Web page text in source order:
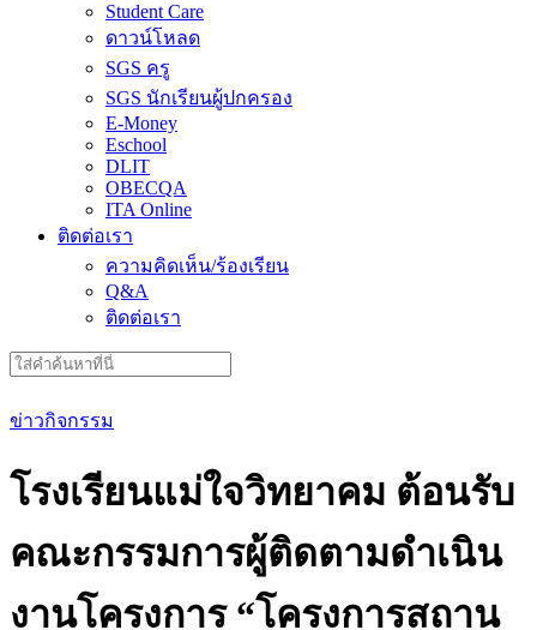
Student Care
ดาวน์โหลด
SGS ครู
SGS นักเรียนผู้ปกครอง
E-Money
Eschool
DLIT
OBECQA
ITA Online
ติดต่อเรา
ความคิดเห็น/ร้องเรียน
Q&A
ติดต่อเรา
Search
for:
ข่าวกิจกรรม
โรงเรียนแม่ใจวิทยาคม ต้อนรับ
คณะกรรมการผู้ติดตามดำเนิน
งานโครงการ “โครงการสถาน